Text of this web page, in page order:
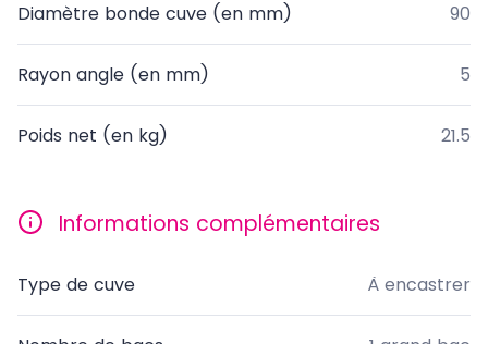
Diamètre bonde cuve (en mm) 90
Rayon angle (en mm) 5
Poids net (en kg) 21.5
Informations complémentaires
Type de cuve À encastrer